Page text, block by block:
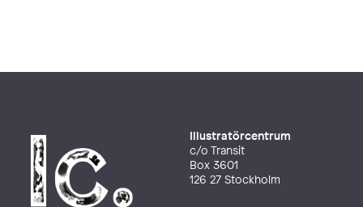
Illustratörcentrum
c/o Transit
Box 3601
126 27 Stockholm